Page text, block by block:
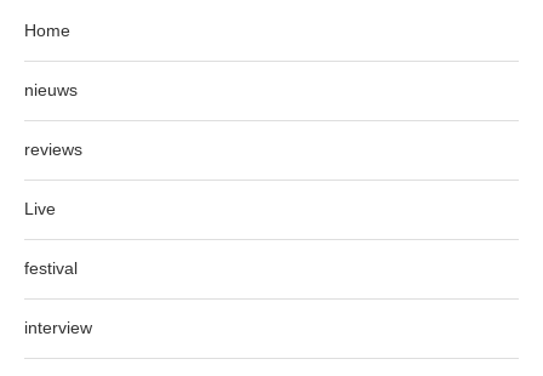
Home
nieuws
reviews
Live
festival
interview